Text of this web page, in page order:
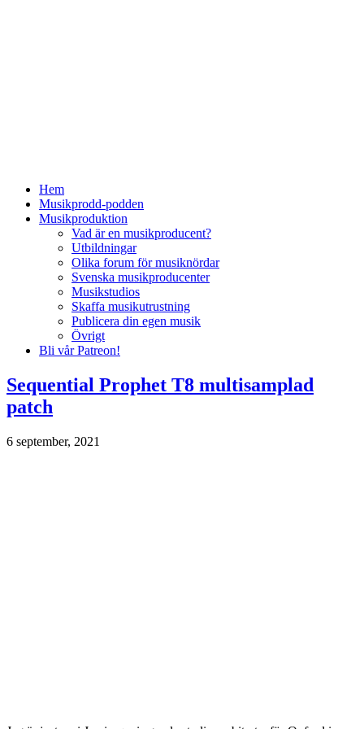
Hem
Musikprodd-podden
Musikproduktion
Vad är en musikproducent?
Utbildningar
Olika forum för musiknördar
Svenska musikproducenter
Musikstudios
Skaffa musikutrustning
Publicera din egen musik
Övrigt
Bli vår Patreon!
Sequential Prophet T8 multisamplad
patch
6 september, 2021